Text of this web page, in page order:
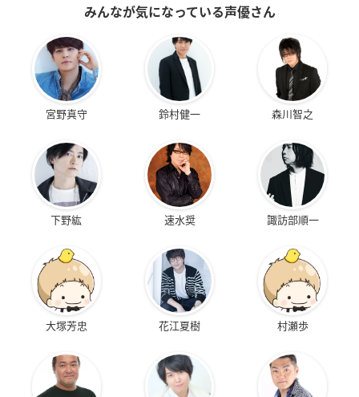
みんなが気になっている声優さん
宮野真守 鈴村健一 森川智之
下野紘 速水奨 諏訪部順一
大塚芳忠 花江夏樹 村瀬歩